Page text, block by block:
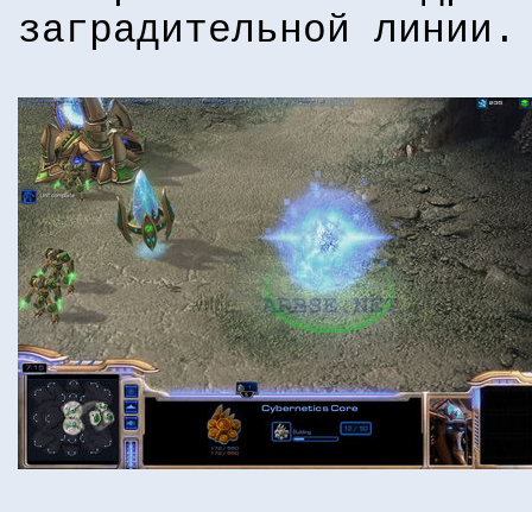
заградительной линии.